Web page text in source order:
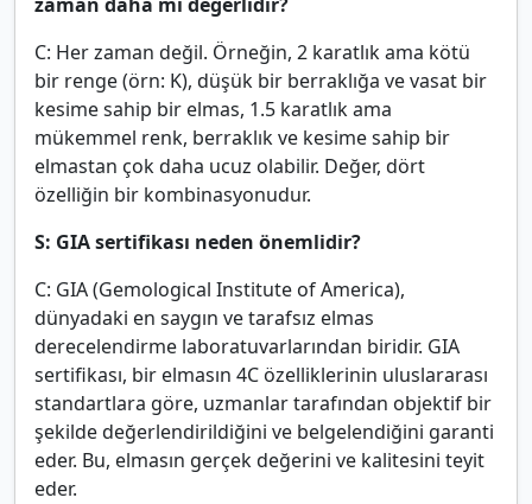
C: Her zaman değil. Örneğin, 2 karatlık ama kötü
bir renge (örn: K), düşük bir berraklığa ve vasat bir
kesime sahip bir elmas, 1.5 karatlık ama
mükemmel renk, berraklık ve kesime sahip bir
elmastan çok daha ucuz olabilir. Değer, dört
özelliğin bir kombinasyonudur.
S: GIA sertifikası neden önemlidir?
C: GIA (Gemological Institute of America),
dünyadaki en saygın ve tarafsız elmas
derecelendirme laboratuvarlarından biridir. GIA
sertifikası, bir elmasın 4C özelliklerinin uluslararası
standartlara göre, uzmanlar tarafından objektif bir
şekilde değerlendirildiğini ve belgelendiğini garanti
eder. Bu, elmasın gerçek değerini ve kalitesini teyit
eder.